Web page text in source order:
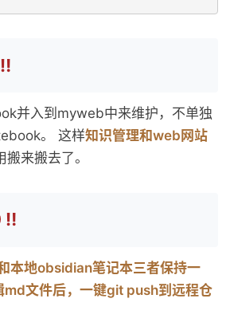
并入到myweb中来维护，不单独
。 这样知识管理和web网站
搬来搬去了。
‼️
本地obsidian笔记本三者保持一
md文件后，一键git push到远程仓